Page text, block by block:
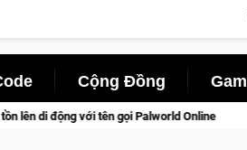
Cộng Đồng
Palworld Online Gia Nhập